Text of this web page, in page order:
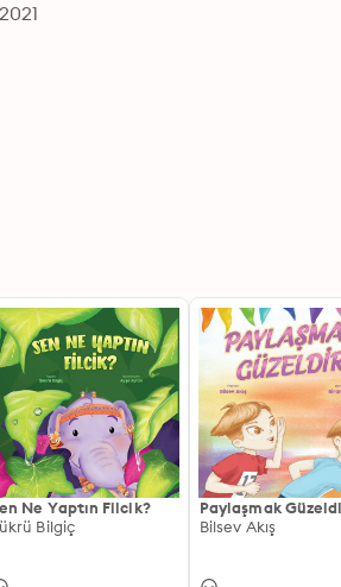
Ne Yaptın Filcik?
Bilgiç
Paylaşmak
Bilsev Akış